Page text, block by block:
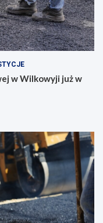
w Wilkowyji już w